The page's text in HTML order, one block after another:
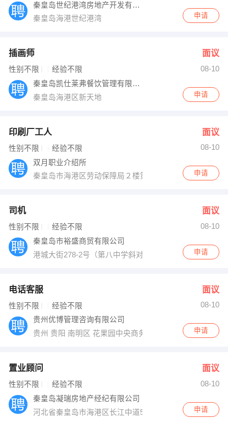
秦皇岛世纪港湾房地产开发有限公司
秦皇岛海港世纪港湾
申请
插画师 面议
性别不限 经验不限
08-10
秦皇岛凯仕莱弗餐饮管理有限公司
秦皇岛海港区新天地
申请
印刷厂工人 面议
性别不限 经验不限
08-10
双月职业介绍所
秦皇岛市海港区劳动保障局２楼第三房间，公交车７路
申请
司机 面议
性别不限 经验不限
08-10
秦皇岛市裕盛商贸有限公司
港城大街278-2号（第八中学斜对面国窖1573泸州老窖专
申请
电话客服 面议
性别不限 经验不限
08-10
贵州优博管理咨询有限公司
贵州 贵阳 南明区 花果园中央商务区6号楼
申请
置业顾问 面议
性别不限 经验不限
08-10
秦皇岛凝瑞房地产经纪有限公司
河北省秦皇岛市海港区长江中道5号
申请